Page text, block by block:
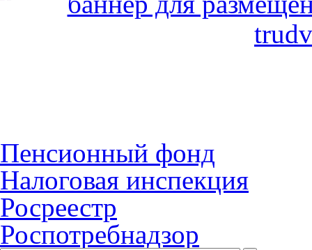
Пенсионный фонд
Налоговая инспекция
Росреестр
Роспотребнадзор